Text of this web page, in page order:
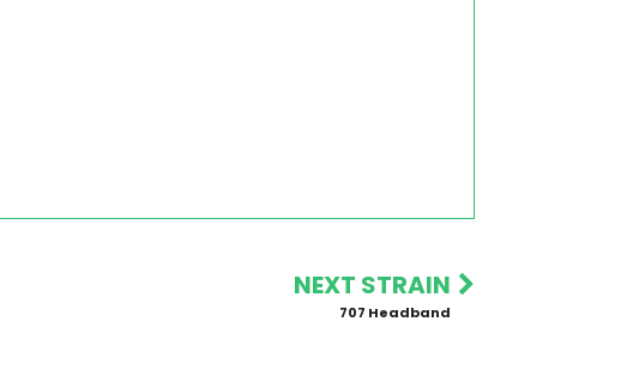
NEXT STRAIN
707 Headband